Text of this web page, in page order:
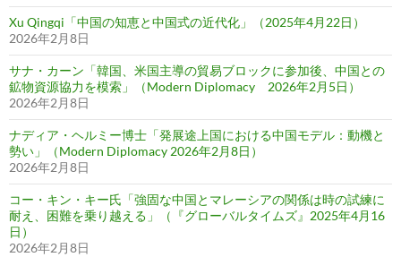
Xu Qingqi「中国の知恵と中国式の近代化」（2025年4月22日）
2026年2月8日
サナ・カーン「韓国、米国主導の貿易ブロックに参加後、中国との
鉱物資源協力を模索」（Modern Diplomacy 2026年2月5日）
2026年2月8日
ナディア・ヘルミー博士「発展途上国における中国モデル：動機と
勢い」（Modern Diplomacy 2026年2月8日）
2026年2月8日
コー・キン・キー氏「強固な中国とマレーシアの関係は時の試練に
耐え、困難を乗り越える」（『グローバルタイムズ』2025年4月16
日）
2026年2月8日